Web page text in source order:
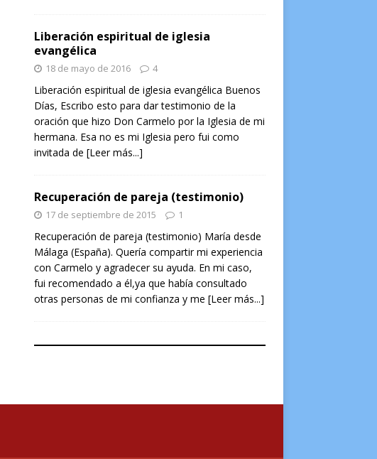
Liberación espiritual de iglesia
evangélica
18 de mayo de 2016 4
Liberación espiritual de iglesia evangélica Buenos
Días, Escribo esto para dar testimonio de la
oración que hizo Don Carmelo por la Iglesia de mi
hermana. Esa no es mi Iglesia pero fui como
invitada de [Leer más...]
Recuperación de pareja (testimonio)
17 de septiembre de 2015 1
Recuperación de pareja (testimonio) María desde
Málaga (España). Quería compartir mi experiencia
con Carmelo y agradecer su ayuda. En mi caso,
fui recomendado a él,ya que había consultado
otras personas de mi confianza y me [Leer más...]